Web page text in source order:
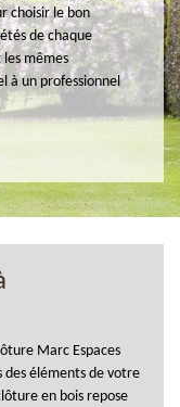
choisir le bon
de chaque
mêmes
à un professionnel
Marc Espaces
des éléments de votre
en bois repose